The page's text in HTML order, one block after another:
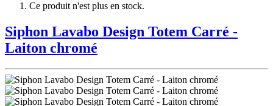
Ce produit n'est plus en stock.
Siphon Lavabo Design Totem Carré -
Laiton chromé